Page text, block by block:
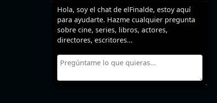
Hola, soy el chat de elFinalde, estoy aquí
para ayudarte. Hazme cualquier pregunta
sobre cine, series, libros, actores,
directores, escritores...